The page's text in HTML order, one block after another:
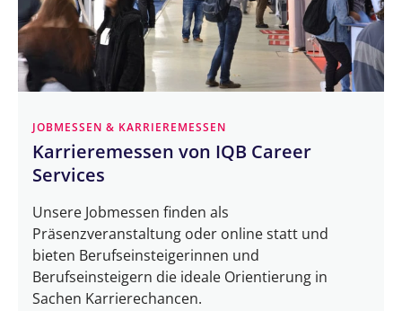
JOBMESSEN & KARRIEREMESSEN
Karrieremessen von IQB Career
Services
Unsere Jobmessen finden als
Präsenzveranstaltung oder online statt und
bieten Berufseinsteigerinnen und
Berufseinsteigern die ideale Orientierung in
Sachen Karrierechancen.